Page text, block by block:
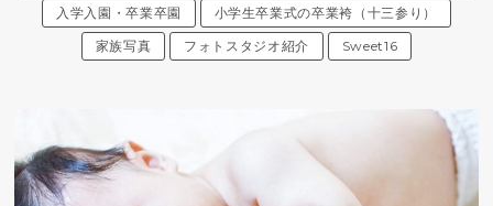
入学入園・卒業卒園
小学生卒業式の卒業袴（十三参り）
家族写真
フォトスタジオ紹介 Sweet16